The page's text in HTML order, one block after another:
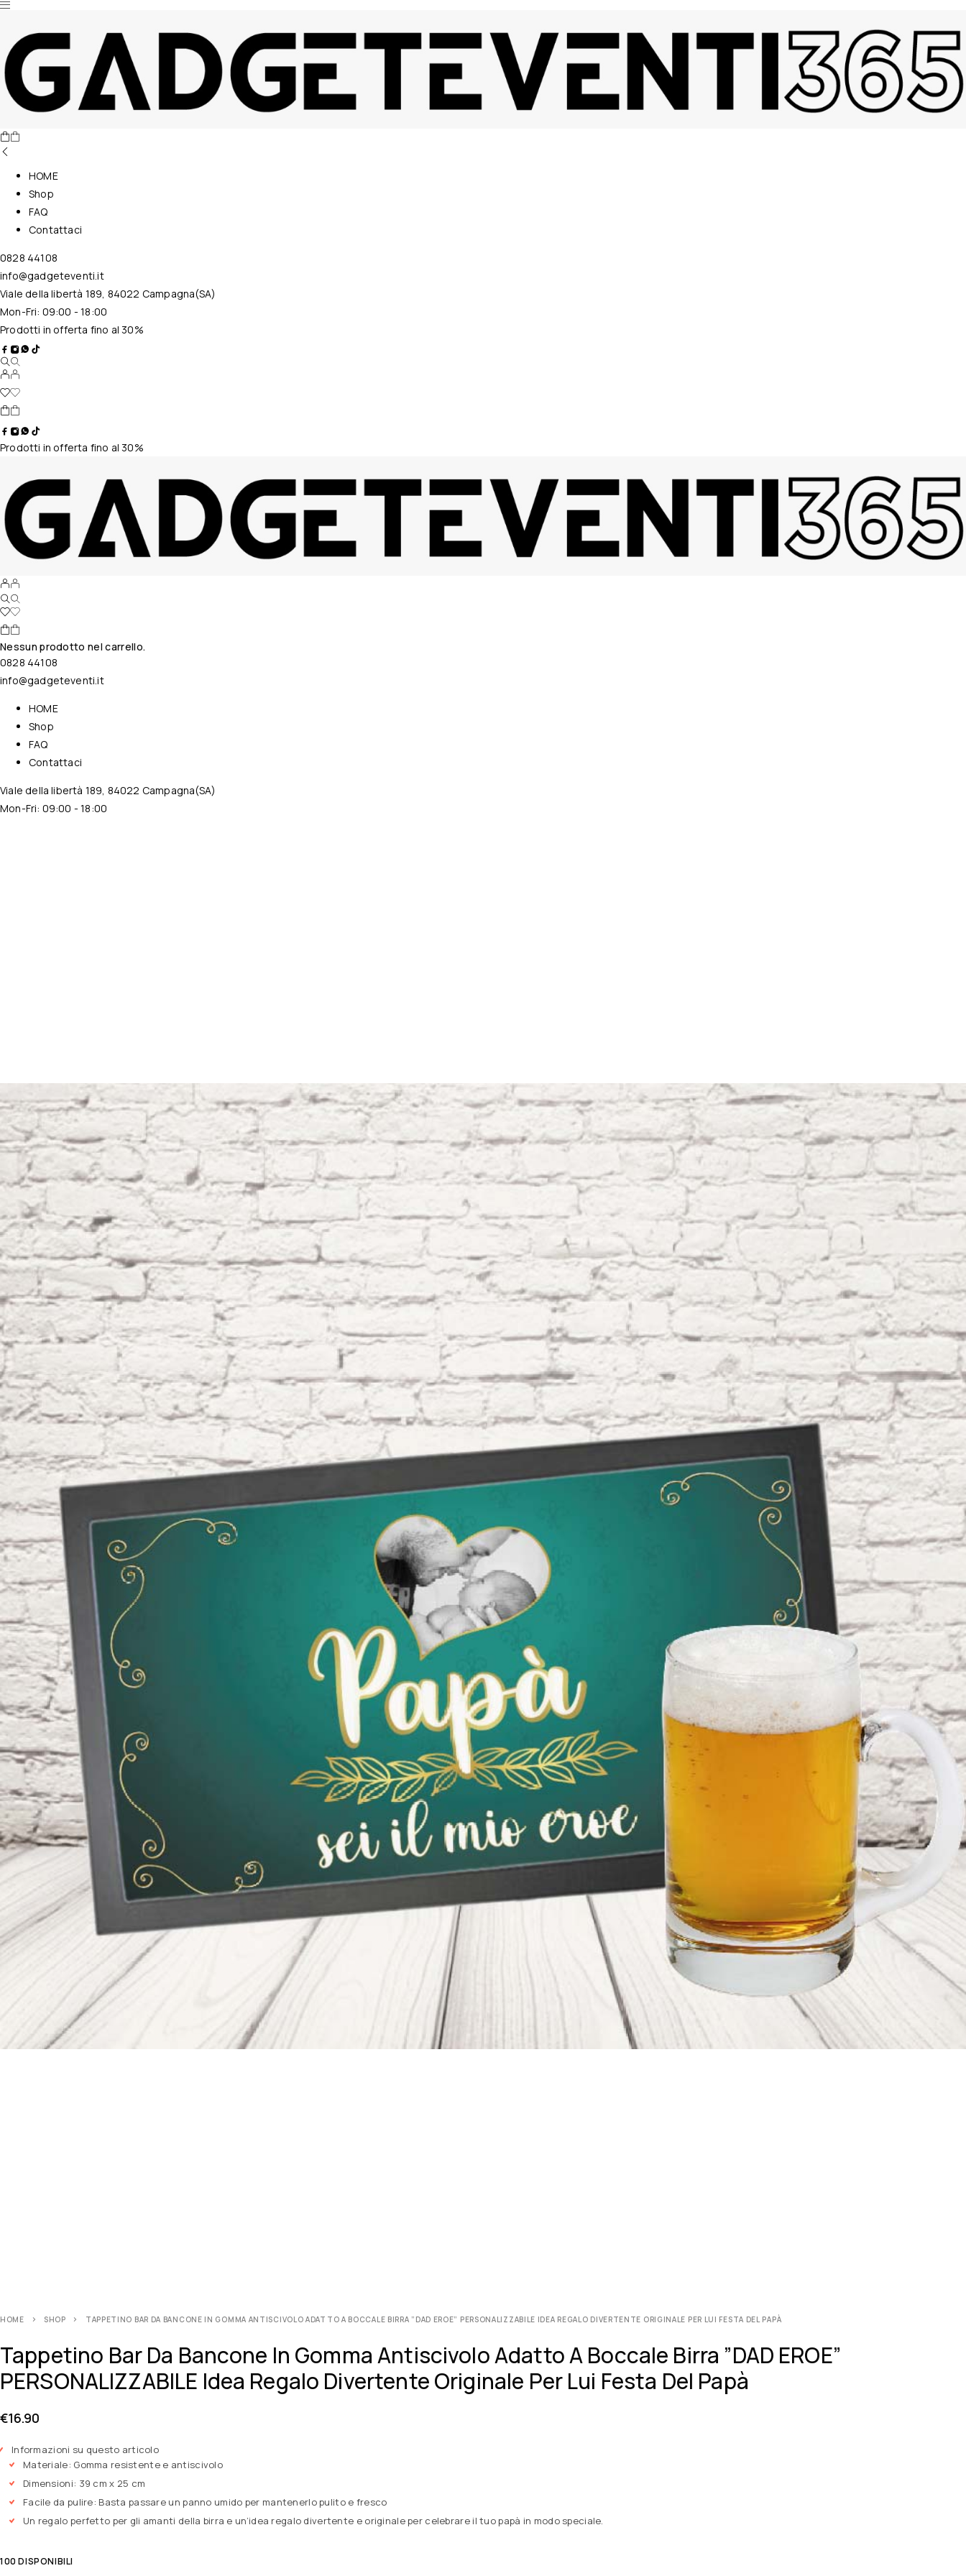
Nessun prodotto nel carrello.
HOME
Shop
FAQ
Contattaci
0828 44108
info@gadgeteventi.it
Viale della libertà 189, 84022 Campagna(SA)
Mon-Fri: 09:00 - 18:00
Prodotti in offerta fino al 30%
Prodotti in offerta fino al 30%
Nessun prodotto nel carrello.
0828 44108
info@gadgeteventi.it
HOME
Shop
FAQ
Contattaci
Viale della libertà 189, 84022 Campagna(SA)
Mon-Fri: 09:00 - 18:00
HOME SHOP TAPPETINO BAR DA BANCONE IN GOMMA ANTISCIVOLO ADATTO A BOCCALE BIRRA ”DAD EROE” PERSONALIZZABILE IDEA REGALO DIVERTENTE ORIGINALE PER LUI FESTA DEL PAPÀ
Tappetino Bar Da Bancone In Gomma Antiscivolo Adatto A Boccale Birra ”DAD EROE”
PERSONALIZZABILE Idea Regalo Divertente Originale Per Lui Festa Del Papà
€16.90
Informazioni su questo articolo
Materiale: Gomma resistente e antiscivolo
Dimensioni: 39 cm x 25 cm
Facile da pulire: Basta passare un panno umido per mantenerlo pulito e fresco
Un regalo perfetto per gli amanti della birra e un’idea regalo divertente e originale per celebrare il tuo papà in modo speciale.
100 DISPONIBILI